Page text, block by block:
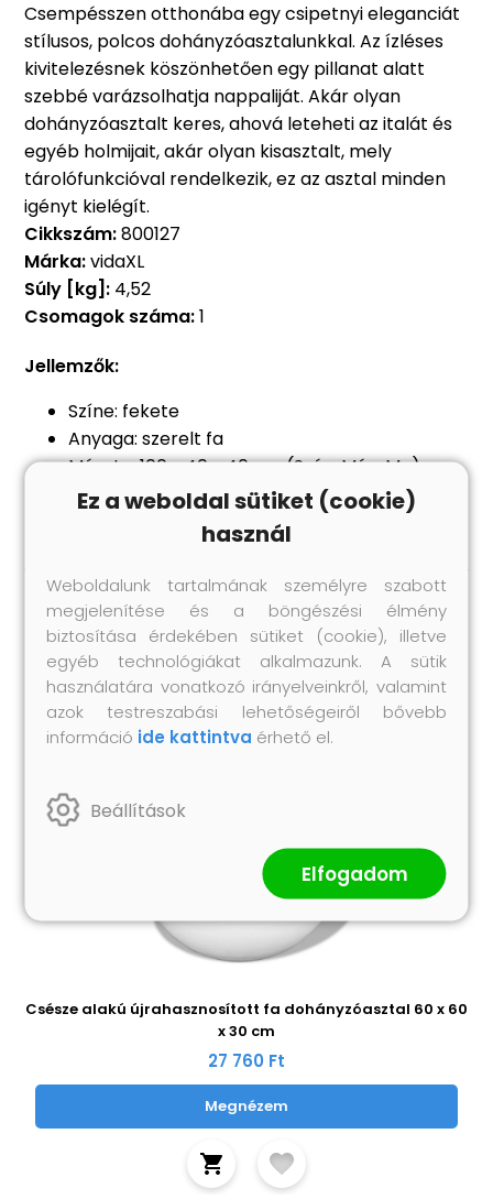
Csempésszen otthonába egy csipetnyi eleganciát
stílusos, polcos dohányzóasztalunkkal. Az ízléses
kivitelezésnek köszönhetően egy pillanat alatt
szebbé varázsolhatja nappaliját. Akár olyan
dohányzóasztalt keres, ahová leteheti az italát és
egyéb holmijait, akár olyan kisasztalt, mely
tárolófunkcióval rendelkezik, ez az asztal minden
igényt kielégít.
Cikkszám:800127
Márka:vidaXL
Súly [kg]: 4,52
Csomagok száma:1
Jellemzők:
Színe: fekete
Anyaga: szerelt fa
Mérete: 100 x 40 x 40 cm (Szé x Mé x Ma)
Egy polccal
Hasonló termékek
Csésze alakú újrahasznosított fa dohányzóasztal 60 x 60
x 30 cm
27 760 Ft
Megnézem
Ez a weboldal sütiket (cookie)
használ
Weboldalunk tartalmának személyre szabott
megjelenítése és a böngészési élmény
biztosítása érdekében sütiket (cookie), illetve
egyéb technológiákat alkalmazunk. A sütik
használatára vonatkozó irányelveinkről, valamint
azok testreszabási lehetőségeiről bővebb
információ ide kattintva érhető el.
Beállítások
Elfogadom